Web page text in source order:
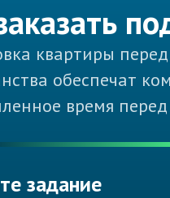
квартиры
обеспечат
время
задание